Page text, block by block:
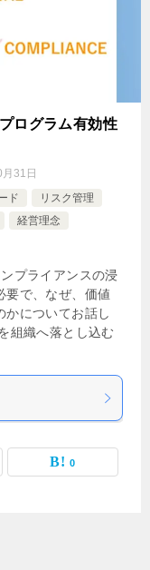
ログラム有効性
31日
ド
リスク管理
経営理念
プライアンスの浸
要で、なぜ、価値
かについてお話し
組織へ落とし込む
0